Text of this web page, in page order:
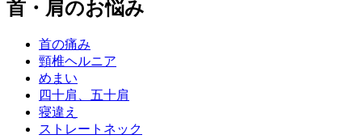
首・肩のお悩み
首の痛み
頸椎ヘルニア
めまい
四十肩、五十肩
寝違え
ストレートネック